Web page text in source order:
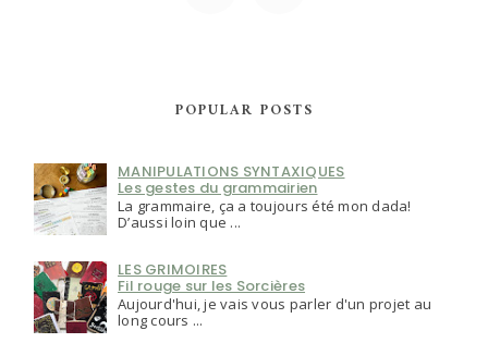
POPULAR POSTS
MANIPULATIONS SYNTAXIQUES
Les gestes du grammairien
La grammaire, ça a toujours été mon dada!
D’aussi loin que ...
LES GRIMOIRES
Fil rouge sur les Sorcières
Aujourd'hui, je vais vous parler d'un projet au
long cours ...